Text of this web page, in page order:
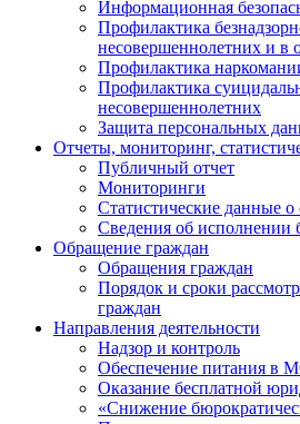
Информационная
Профилактика
несовершеннолетних и в
Профилактика
Профилактика
несовершеннолетних
Защита персональных
Отчеты, мониторинг,
Публичный отчет
Мониторинги
Статистические данные о
Сведения об исполнении
Обращение граждан
Обращения граждан
Порядок и сроки
граждан
Направления деятельности
Надзор и контроль
Обеспечение питания в
Оказание бесплатной
«Снижение